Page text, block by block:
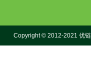
Copyright © 2012-2021 优